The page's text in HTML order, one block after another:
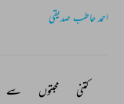
احمد حاطب صدیقی
کتنی محبتوں سے